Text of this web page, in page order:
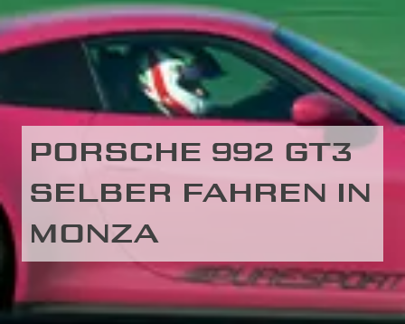
PORSCHE 992 GT3
SELBER FAHREN IN
MONZA